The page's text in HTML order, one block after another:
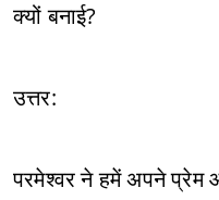
क्यों बनाई?
उत्तर:
परमेश्वर ने हमें अपने प्रेम